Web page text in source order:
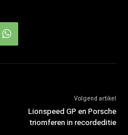
Volgend artikel
Lionspeed GP en Porsche
triomferen in recordeditie